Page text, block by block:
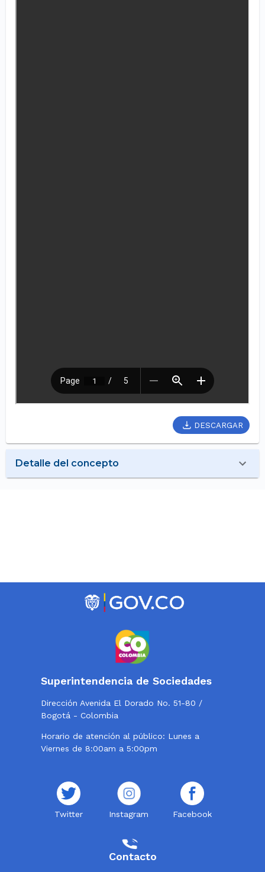
DESCARGAR
Detalle del concepto
Superintendencia de Sociedades
Dirección Avenida El Dorado No. 51-80 /
Bogotá - Colombia
Horario de atención al público: Lunes a
Viernes de 8:00am a 5:00pm
Twitter Instagram Facebook
Contacto